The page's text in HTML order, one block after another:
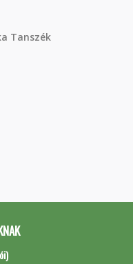
Tanszék